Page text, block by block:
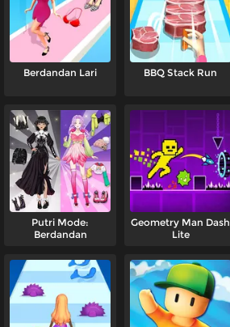
Berdandan Lari BBQ Stack Run
Putri Mode:
Berdandan
Geometry Man Dash
Lite